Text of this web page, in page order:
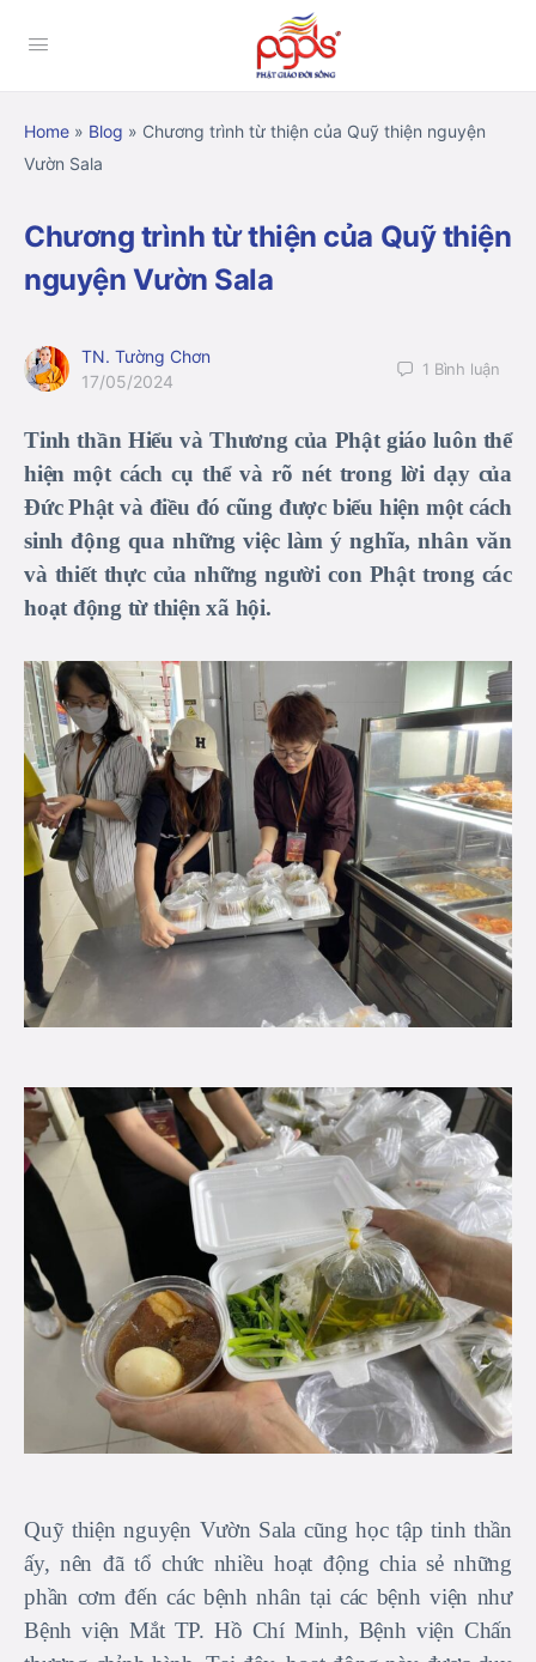
Home » Blog » Chương trình từ thiện của Quỹ thiện nguyện
Vườn Sala
Chương trình từ thiện của Quỹ thiện
nguyện Vườn Sala
TN. Tường Chơn
17/05/2024
1 Bình luận
Tinh thần Hiểu và Thương của Phật giáo luôn thể
hiện một cách cụ thể và rõ nét trong lời dạy của
Đức Phật và điều đó cũng được biểu hiện một cách
sinh động qua những việc làm ý nghĩa, nhân văn
và thiết thực của những người con Phật trong các
hoạt động từ thiện xã hội.
Quỹ thiện nguyện Vườn Sala cũng học tập tinh thần
ấy, nên đã tổ chức nhiều hoạt động chia sẻ những
phần cơm đến các bệnh nhân tại các bệnh viện như
Bệnh viện Mắt TP. Hồ Chí Minh, Bệnh viện Chấn